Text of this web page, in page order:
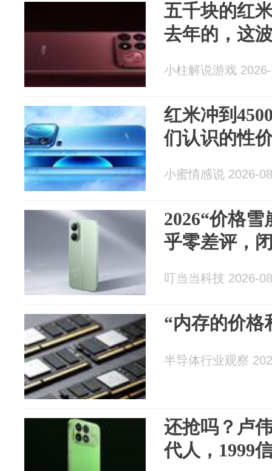
五千块的红
去年的，这
小柱解说游戏
红米冲到
们认识的性
小蜜情感说 2026-
2026“价格
乎零差评，
叮当当科技 2026-
“内存的价格
半导体行业观察
还抢吗？卢
代人，1999